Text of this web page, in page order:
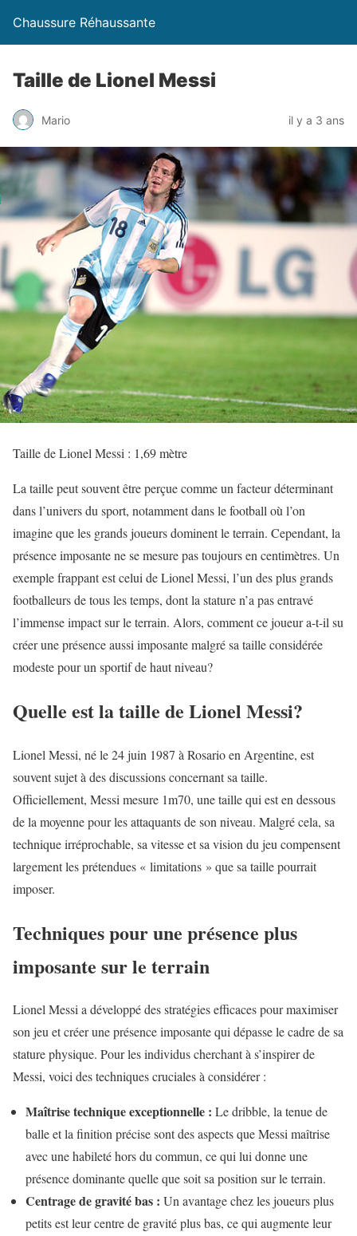
Chaussure Réhaussante
Taille de Lionel Messi
Mario il y a 3 ans
Taille de Lionel Messi : 1,69 mètre
La taille peut souvent être perçue comme un facteur déterminant
dans l’univers du sport, notamment dans le football où l’on
imagine que les grands joueurs dominent le terrain. Cependant, la
présence imposante ne se mesure pas toujours en centimètres. Un
exemple frappant est celui de Lionel Messi, l’un des plus grands
footballeurs de tous les temps, dont la stature n’a pas entravé
l’immense impact sur le terrain. Alors, comment ce joueur a-t-il su
créer une présence aussi imposante malgré sa taille considérée
modeste pour un sportif de haut niveau?
Quelle est la taille de Lionel Messi?
Lionel Messi, né le 24 juin 1987 à Rosario en Argentine, est
souvent sujet à des discussions concernant sa taille.
Officiellement, Messi mesure 1m70, une taille qui est en dessous
de la moyenne pour les attaquants de son niveau. Malgré cela, sa
technique irréprochable, sa vitesse et sa vision du jeu compensent
largement les prétendues « limitations » que sa taille pourrait
imposer.
Techniques pour une présence plus
imposante sur le terrain
Lionel Messi a développé des stratégies efficaces pour maximiser
son jeu et créer une présence imposante qui dépasse le cadre de sa
stature physique. Pour les individus cherchant à s’inspirer de
Messi, voici des techniques cruciales à considérer :
Maîtrise technique exceptionnelle : Le dribble, la tenue de
balle et la finition précise sont des aspects que Messi maîtrise
avec une habileté hors du commun, ce qui lui donne une
présence dominante quelle que soit sa position sur le terrain.
Centrage de gravité bas : Un avantage chez les joueurs plus
petits est leur centre de gravité plus bas, ce qui augmente leur